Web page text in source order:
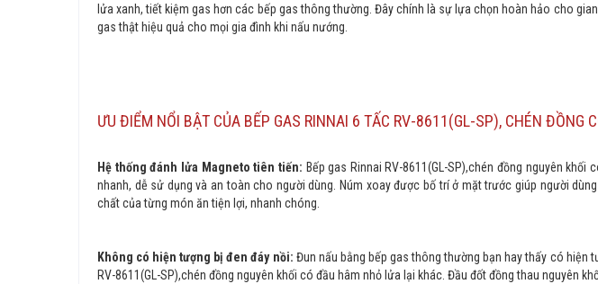
lửa xanh, tiết kiệm gas hơn các bếp gas thông thường. Đây chính là sự lựa chọn hoàn hảo cho
gas thật hiệu quả cho mọi gia đình khi nấu nướng.
ƯU ĐIỂM NỔI BẬT CỦA BẾP GAS RINNAI 6 TẤC RV-8611(GL-SP), CHÉN ĐỒNG
Hệ thống đánh lửa Magneto tiên tiến: Bếp gas Rinnai RV-8611(GL-SP),chén đồng nguyên
nhanh, dễ sử dụng và an toàn cho người dùng. Núm xoay được bố trí ở mặt trước giúp người
chất của từng món ăn tiện lợi, nhanh chóng.
Không có hiện tượng bị đen đáy nồi: Đun nấu bằng bếp gas thông thường bạn hay thấy có hiện
RV-8611(GL-SP),chén đồng nguyên khối có đầu hâm nhỏ lửa lại khác. Đầu đốt đồng thau nguyên